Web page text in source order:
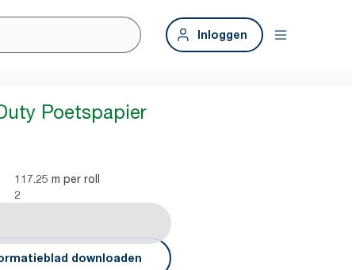
Inloggen
Poetspapier
117.25 m per roll
2
downloaden